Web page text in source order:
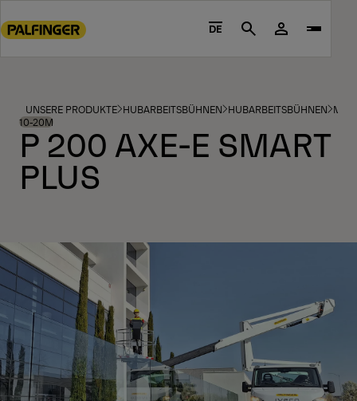
to
footer
content
DE Search
UNSERE PRODUKTE HUBARBEITSBÜHNEN HUBARBEITSBÜHNEN
10-20M
P 200 AXE-E SMART
PLUS